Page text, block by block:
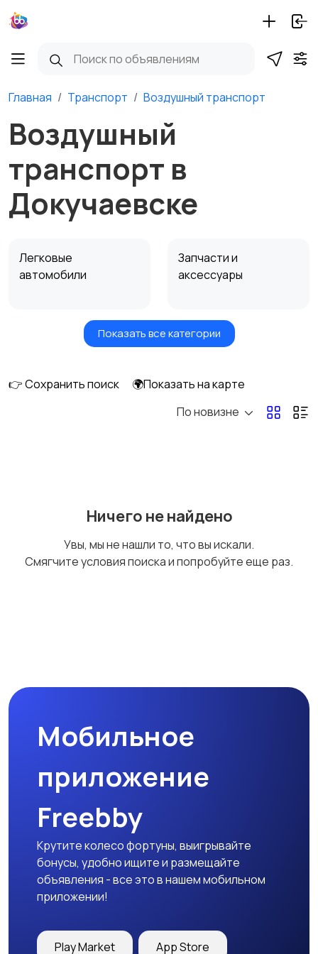
Главная Транспорт Воздушный транспорт
Воздушный
транспорт в
Докучаевске
Легковые
автомобили
Запчасти и
аксессуары
Водный транспорт Автобусы и грузовики
Спецтехника
Показать все категории
👉 Сохранить поиск
🌍Показать на карте
По новизне
Ничего не найдено
Увы, мы не нашли то, что вы искали.
Смягчите условия поиска и попробуйте еще раз.
Мобильное
приложение
Freebby
Крутите колесо фортуны, выигрывайте
бонусы, удобно ищите и размещайте
объявления - все это в нашем мобильном
приложении!
Play Market App Store